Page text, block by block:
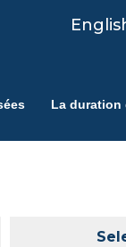
La duration